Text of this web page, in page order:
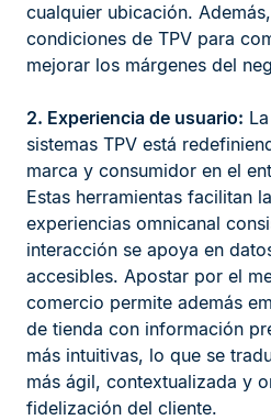
cualquier ubicación.
condiciones de TPV para
mejorar los márgenes del
2. Experiencia de usuario:
sistemas TPV está
marca y consumidor en el
Estas herramientas facilitan
experiencias omnicanal
interacción se apoya en
accesibles. Apostar por el
comercio permite además
de tienda con información
más intuitivas, lo que se
más ágil, contextualizada y
fidelización del cliente.